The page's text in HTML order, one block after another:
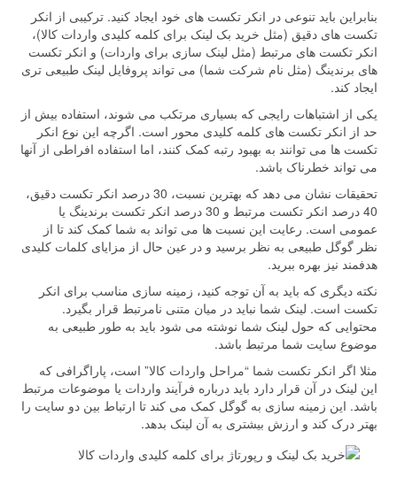
بنابراین باید تنوعی در انکر تکست های خود ایجاد کنید. ترکیبی از انکر
تکست های دقیق (مثل خرید بک لینک برای کلمه کلیدی واردات کالا)،
انکر تکست های مرتبط (مثل لینک سازی برای واردات) و انکر تکست
های برندینگ (مثل نام شرکت شما) می تواند پروفایل لینک طبیعی تری
ایجاد کند.
یکی از اشتباهات رایجی که بسیاری مرتکب می شوند، استفاده بیش از
حد از انکر تکست های کلمه کلیدی محور است. اگرچه این نوع انکر
تکست ها می توانند به بهبود رتبه کمک کنند، اما استفاده افراطی از آنها
می تواند خطرناک باشد.
تحقیقات نشان می دهد که بهترین نسبت، 30 درصد انکر تکست دقیق،
40 درصد انکر تکست مرتبط و 30 درصد انکر تکست برندینگ یا
عمومی است. رعایت این نسبت ها می تواند به شما کمک کند تا از
نظر گوگل طبیعی به نظر برسید و در عین حال از مزایای کلمات کلیدی
هدفمند نیز بهره ببرید.
نکته دیگری که باید به آن توجه کنید، زمینه سازی مناسب برای انکر
تکست است. لینک شما نباید در میان متنی نامرتبط قرار بگیرد.
محتوایی که حول لینک شما نوشته می شود باید به طور طبیعی به
موضوع سایت شما مرتبط باشد.
مثلا اگر انکر تکست شما “مراحل واردات کالا” است، پاراگرافی که
این لینک در آن قرار دارد باید درباره فرآیند واردات یا موضوعات مرتبط
باشد. این زمینه سازی به گوگل کمک می کند تا ارتباط بین دو سایت را
بهتر درک کند و ارزش بیشتری به آن لینک بدهد.